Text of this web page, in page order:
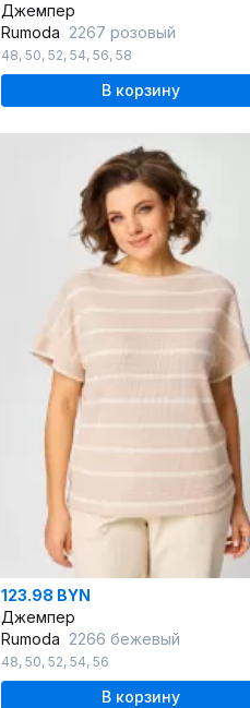
Джемпер
Rumoda 2267 розовый
48, 50, 52, 54, 56, 58
В корзину
123.98 BYN
Джемпер
Rumoda 2266 бежевый
48, 50, 52, 54, 56
В корзину